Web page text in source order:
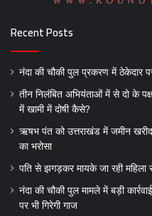
Recent Posts
नंदा की चौकी पुल प्रकरण में ठेकेदार
तीन निलंबित अभियंताओं में से दो के
में खामी में दोषी कैसे?
ऋषभ पंत को उत्तराखंड में जमीन
का भरोसा
पति से झगड़कर मायके जा रही महिला
नंदा की चौकी पुल मामले में बड़ी
पर भी गिरेगी गाज